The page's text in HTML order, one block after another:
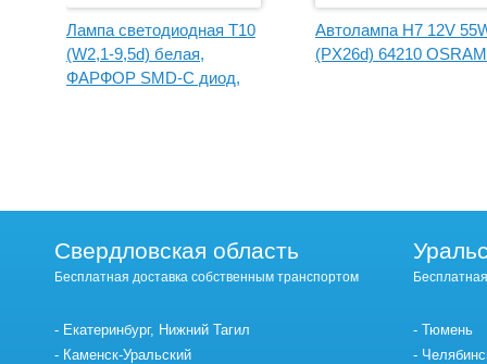
Лампа светодиодная Т10
(W2,1-9,5d) белая,
ФАРФОР SMD-C диод,
Автолампа H7 12V
(PX26d) 64210 OSRAM
Свердловская область
Бесплатная доставка собственным транспортом
Екатеринбург, Нижний Тагил
Каменск-Уральский
Тюмень